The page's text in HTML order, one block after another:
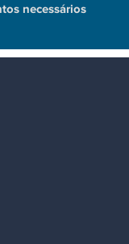
necessários